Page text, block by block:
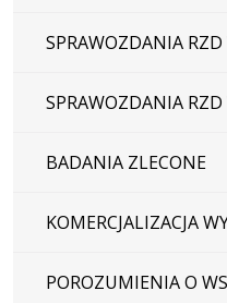
SPRAWOZDANIA
SPRAWOZDANIA RZD
BADANIA ZLECONE
KOMERCJALIZACJA
POROZUMIENIA O